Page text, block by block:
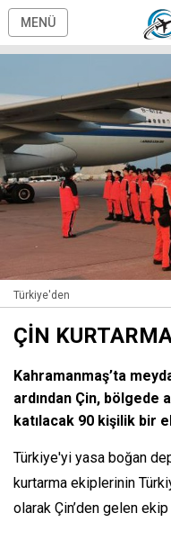
MENÜ
Türkiye'den
ÇİN
Kahramanmaş’ta
ardından Çin, bölgede
katılacak 90 kişilik bir
Türkiye'yi yasa boğan
kurtarma ekiplerinin
olarak Çin’den gelen ekip